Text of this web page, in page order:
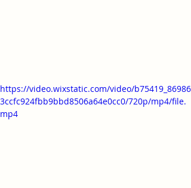
https://video.wixstatic.com/video/b75419_86986
3ccfc924fbb9bbd8506a64e0cc0/720p/mp4/file.
mp4